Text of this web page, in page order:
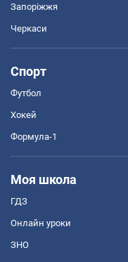
Запоріжжя
Черкаси
Спорт
Футбол
Хокей
Формула-1
Моя школа
ГДЗ
Онлайн уроки
ЗНО